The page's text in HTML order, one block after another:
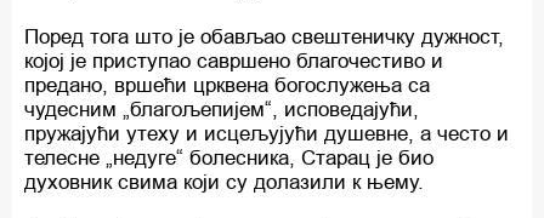
Поред тога што је обављао свештеничку дужност,
којој је приступао савршено благочестиво и
предано, вршећи црквена богослужења са
чудесним „благољепијем“, исповедајући,
пружајући утеху и исцељујући душевне, а често и
телесне „недуге“ болесника, Старац је био
духовник свима који су долазили к њему.